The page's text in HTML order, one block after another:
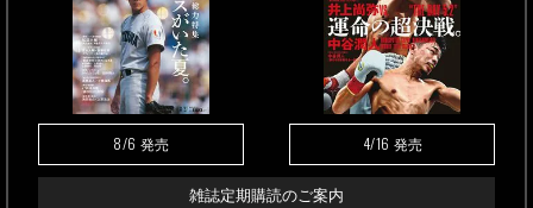
8/6 発売 4/16 発売
雑誌定期購読のご案内